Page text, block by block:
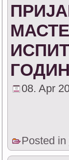
08. Apr
Posted in